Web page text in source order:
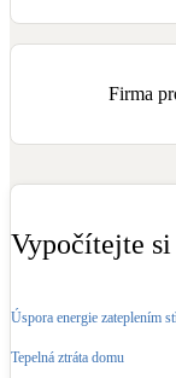
Firma
Vypočítejte si
Úspora energie zateplením
Tepelná ztráta domu